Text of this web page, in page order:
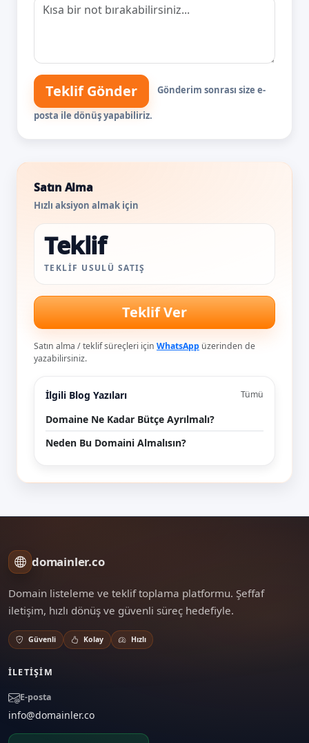
Teklif Gönder Gönderim sonrası size e-
posta ile dönüş yapabiliriz.
Satın Alma
Hızlı aksiyon almak için
Teklif
TEKLIF USULÜ SATIŞ
Teklif Ver
Satın alma / teklif süreçleri için WhatsApp üzerinden de
yazabilirsiniz.
İlgili Blog Yazıları Tümü
Domaine Ne Kadar Bütçe Ayrılmalı?
Neden Bu Domaini Almalısın?
domainler.co
Domain listeleme ve teklif toplama platformu. Şeffaf
iletişim, hızlı dönüş ve güvenli süreç hedefiyle.
Güvenli Kolay Hızlı
İLETIŞIM
E-posta
info@domainler.co